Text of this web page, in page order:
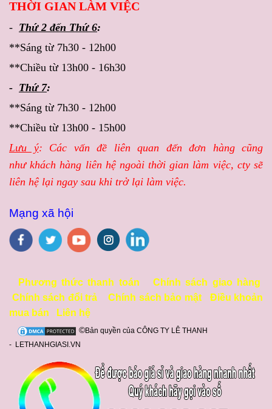
THỜI GIAN LÀM VIỆC
- Thứ 2 đến Thứ 6:
**Sáng từ 7h30 - 12h00
**Chiều từ 13h00 - 16h30
- Thứ 7:
**Sáng từ 7h30 - 12h00
**Chiều từ 13h00 - 15h00
Lưu ý: Các vấn đề liên quan đến đơn hàng cũng
như khách hàng liên hệ ngoài thời gian làm việc, cty sẽ
liên hệ lại ngay sau khi trở lại làm việc.
Mạng xã hội
Phương thức thanh toán
Chính sách giao hàng
Chính sách đổi trả
Chính sách bảo mật
Điều khoản
mua bán
Liên hệ
©Bản quyền của CÔNG TY LÊ THANH
- LETHANHGIASI.VN